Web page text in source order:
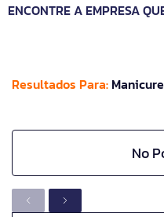
ENCONTRE A EMPRESA
Resultados Para:
No